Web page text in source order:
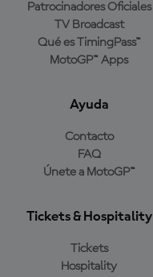
Patrocinadores Oficiales
TV Broadcast
Qué es TimingPass™
MotoGP™ Apps
Ayuda
Contacto
FAQ
Únete a MotoGP™
Tickets & Hospitality
Tickets
Hospitality